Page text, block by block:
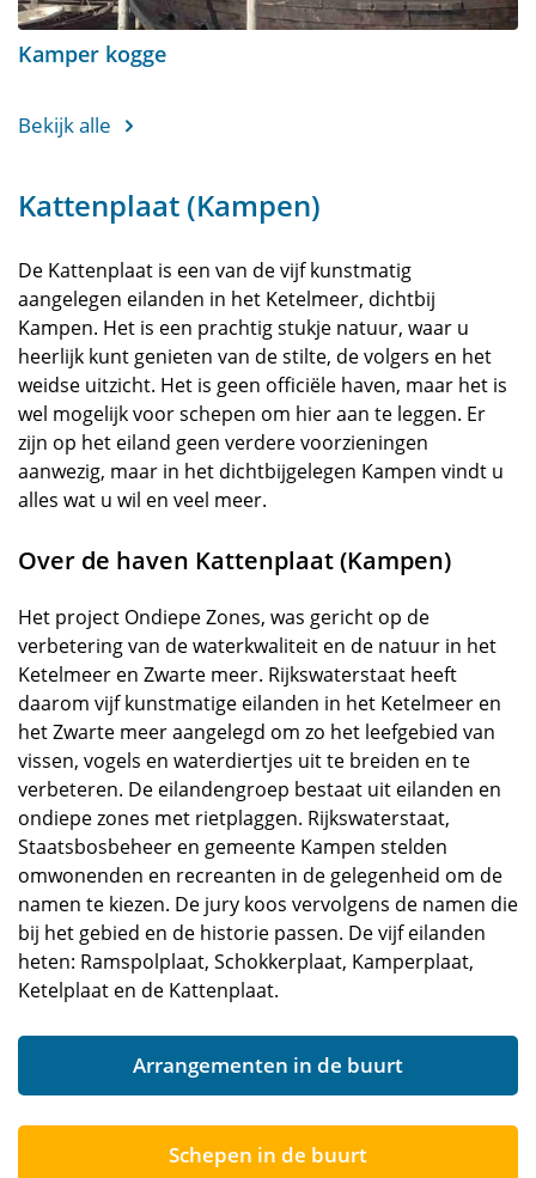
Kamper kogge
Bekijk alle
Kattenplaat (Kampen)
De Kattenplaat is een van de vijf kunstmatig
aangelegen eilanden in het Ketelmeer, dichtbij
Kampen. Het is een prachtig stukje natuur, waar u
heerlijk kunt genieten van de stilte, de volgers en het
weidse uitzicht. Het is geen officiële haven, maar het is
wel mogelijk voor schepen om hier aan te leggen. Er
zijn op het eiland geen verdere voorzieningen
aanwezig, maar in het dichtbijgelegen Kampen vindt u
alles wat u wil en veel meer.
Over de haven Kattenplaat (Kampen)
Het project Ondiepe Zones, was gericht op de
verbetering van de waterkwaliteit en de natuur in het
Ketelmeer en Zwarte meer. Rijkswaterstaat heeft
daarom vijf kunstmatige eilanden in het Ketelmeer en
het Zwarte meer aangelegd om zo het leefgebied van
vissen, vogels en waterdiertjes uit te breiden en te
verbeteren. De eilandengroep bestaat uit eilanden en
ondiepe zones met rietplaggen. Rijkswaterstaat,
Staatsbosbeheer en gemeente Kampen stelden
omwonenden en recreanten in de gelegenheid om de
namen te kiezen. De jury koos vervolgens de namen die
bij het gebied en de historie passen. De vijf eilanden
heten: Ramspolplaat, Schokkerplaat, Kamperplaat,
Ketelplaat en de Kattenplaat.
Arrangementen in de buurt
Schepen in de buurt